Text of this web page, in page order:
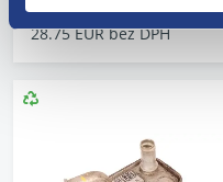
28.75 EUR bez DPH